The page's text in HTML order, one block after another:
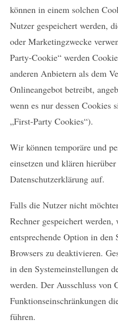
können in einem solchen
Nutzer gespeichert werden,
oder Marketingzwecke
Party-Cookie“ werden
anderen Anbietern als dem
Onlineangebot betreibt,
wenn es nur dessen Cookies
„First-Party Cookies“).
Wir können temporäre und
einsetzen und klären
Datenschutzerklärung auf.
Falls die Nutzer nicht
Rechner gespeichert werden,
entsprechende Option in den
Browsers zu deaktivieren.
in den Systemeinstellungen
werden. Der Ausschluss von
Funktionseinschränkungen
führen.